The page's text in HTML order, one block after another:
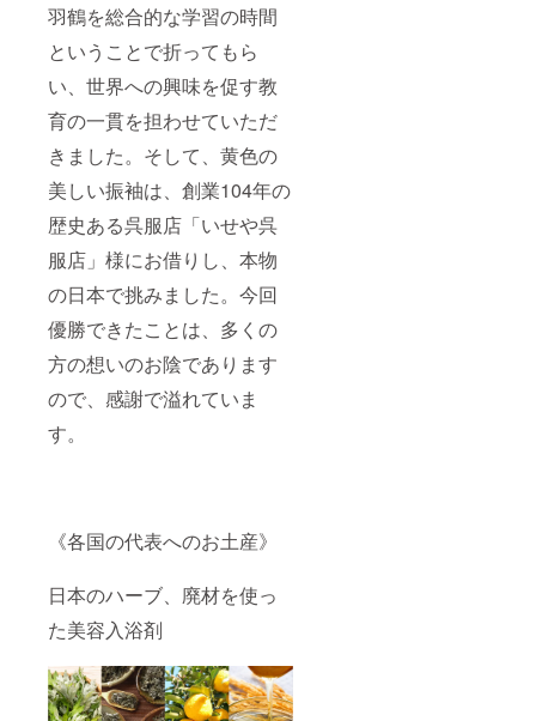
羽鶴を総合的な学習の時間
ということで折ってもら
い、世界への興味を促す教
育の一貫を担わせていただ
きました。そして、黄色の
美しい振袖は、創業104年の
歴史ある呉服店「いせや呉
服店」様にお借りし、本物
の日本で挑みました。今回
優勝できたことは、多くの
方の想いのお陰であります
ので、感謝で溢れていま
す。
《各国の代表へのお土産》
日本のハーブ、廃材を使っ
た美容入浴剤